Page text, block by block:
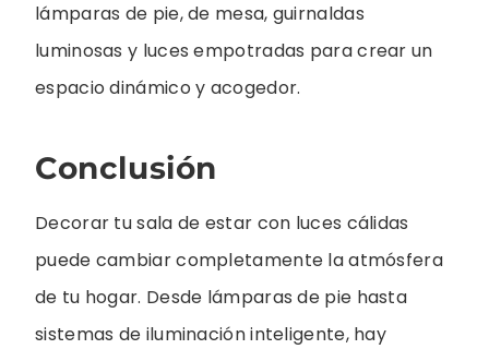
lámparas de pie, de mesa, guirnaldas
luminosas y luces empotradas para crear un
espacio dinámico y acogedor.
Conclusión
Decorar tu sala de estar con luces cálidas
puede cambiar completamente la atmósfera
de tu hogar. Desde lámparas de pie hasta
sistemas de iluminación inteligente, hay